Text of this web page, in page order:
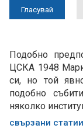
Подобно
ЦСКА 1948
си, но той
подобно
няколко
свързани статии